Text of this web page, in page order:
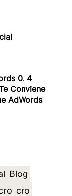
0. 4
Conviene
AdWords
Blog
cro